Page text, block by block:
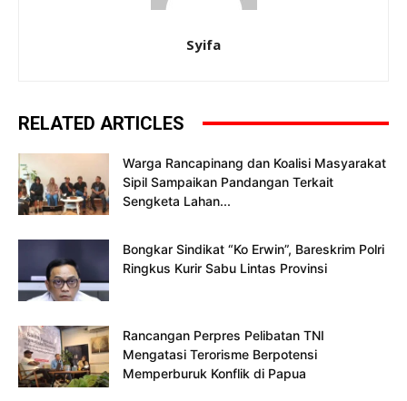
Syifa
RELATED ARTICLES
Warga Rancapinang dan Koalisi Masyarakat
Sipil Sampaikan Pandangan Terkait
Sengketa Lahan...
Bongkar Sindikat “Ko Erwin”, Bareskrim Polri
Ringkus Kurir Sabu Lintas Provinsi
Rancangan Perpres Pelibatan TNI
Mengatasi Terorisme Berpotensi
Memperburuk Konflik di Papua